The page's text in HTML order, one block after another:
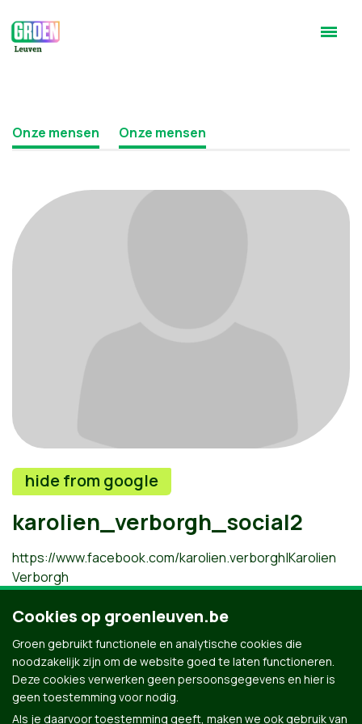
Onze mensen Onze mensen
hide from google
karolien_verborgh_social2
https://www.facebook.com/karolien.verborgh|Karolien
Verborgh
https://www.instagram.com/
Cookies op groenleuven.be
Groen gebruikt functionele en analytische cookies die
noodzakelijk zijn om de website goed te laten functioneren.
Deze cookies verwerken geen persoonsgegevens en hier is
geen toestemming voor nodig.
Als je daarvoor toestemming geeft, maken we ook gebruik van